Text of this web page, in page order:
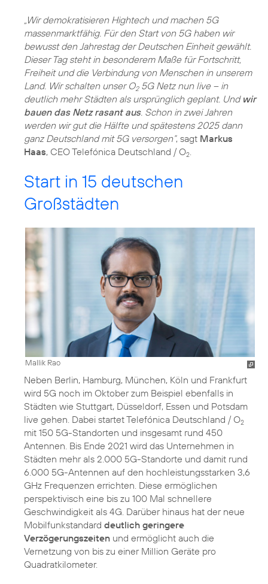
„Wir demokratisieren Hightech und machen 5G
massenmarktfähig. Für den Start von 5G haben wir
bewusst den Jahrestag der Deutschen Einheit gewählt.
Dieser Tag steht in besonderem Maße für Fortschritt,
Freiheit und die Verbindung von Menschen in unserem
Land. Wir schalten unser O25G Netz nun live – in
deutlich mehr Städten als ursprünglich geplant. Und wir
bauen das Netz rasant aus. Schon in zwei Jahren
werden wir gut die Hälfte und spätestens 2025 dann
ganz Deutschland mit 5G versorgen“, sagt Markus
Haas, CEO Telefónica Deutschland / O2
Start in 15 deutschen
Großstädten
Mallik Rao
Neben Berlin, Hamburg, München, Köln und Frankfurt
wird 5G noch im Oktober zum Beispiel ebenfalls in
Städten wie Stuttgart, Düsseldorf, Essen und Potsdam
live gehen. Dabei startet Telefónica Deutschland / O2
mit 150 5G-Standorten und insgesamt rund 450
Antennen. Bis Ende 2021 wird das Unternehmen in
Städten mehr als 2.000 5G-Standorte und damit rund
6.000 5G-Antennen auf den hochleistungsstarken 3,6
GHz Frequenzen errichten. Diese ermöglichen
perspektivisch eine bis zu 100 Mal schnellere
Geschwindigkeit als 4G. Darüber hinaus hat der neue
Mobilfunkstandard deutlich geringere
Verzögerungszeiten und ermöglicht auch die
Vernetzung von bis zu einer Million Geräte pro
Quadratkilometer.